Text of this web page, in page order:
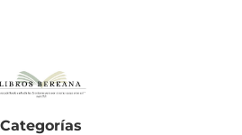
Categorías